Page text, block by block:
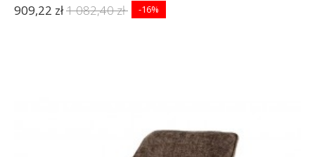
909,22 zł1 082,40 zł -16%